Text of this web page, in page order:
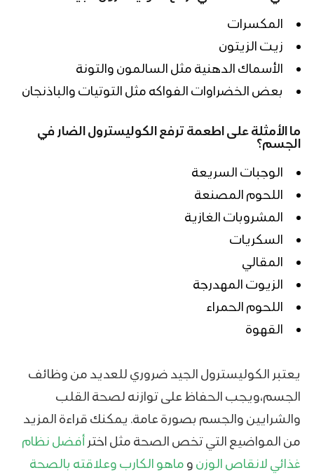
المكسرات
زيت الزيتون
الأسماك الدهنية مثل السالمون والتونة
بعض الخضراوات الفواكه مثل التوتيات والباذنجان
ما الأمثلة على اطعمة ترفع الكوليسترول الضار في
الجسم؟
الوجبات السريعة
اللحوم المصنعة
المشروبات الغازية
السكريات
المقالي
الزيوت المهدرجة
اللحوم الحمراء
القهوة
يعتبر الكوليسترول الجيد ضروري للعديد من وظائف
الجسم،ويجب الحفاظ على توازنه لصحة القلب
والشرايين والجسم بصورة عامة. يمكنك قراءة المزيد
من المواضيع التي تخص الصحة مثل اختر أفضل نظام
غذائي لانقاص الوزن و ماهو الكارب وعلاقته بالصحة